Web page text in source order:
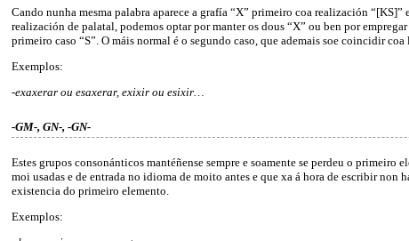
Cando nunha mesma palabra aparece a grafía “X” primeiro coa realización “[KS]”
realización de palatal, podemos optar por manter os dous “X” ou ben por empregar
primeiro caso “S”. O máis normal é o segundo caso, que ademais soe coincidir coa
Exemplos:
-exaxerar ou esaxerar, exixir ou esixir…
-GM-, GN-, -GN-
Estes grupos consonánticos mantéñense sempre e soamente se perdeu o primeiro
moi usadas e de entrada no idioma de moito antes e que xa á hora de escribir non
existencia do primeiro elemento.
Exemplos: